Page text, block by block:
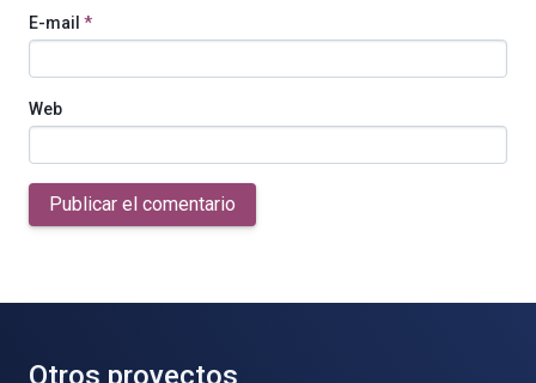
E-mail *
Web
Publicar el comentario
Otros proyectos